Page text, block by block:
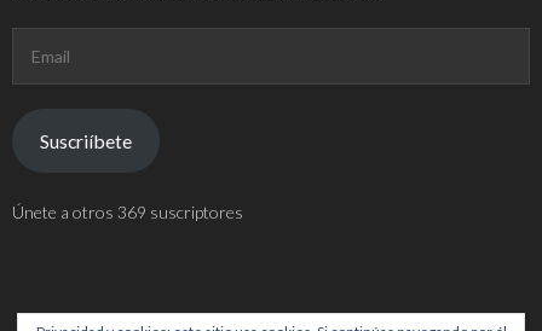
Suscriíbete
Únete a otros 369 suscriptores